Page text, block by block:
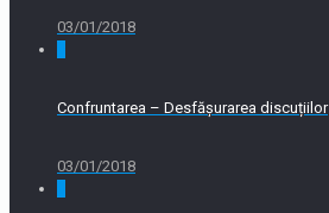
03/01/2018
Confruntarea – Desfășurarea discuțiilor
03/01/2018